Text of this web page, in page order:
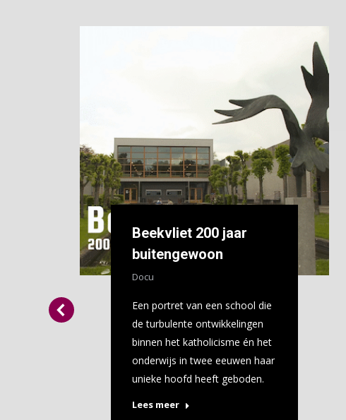
Beekvliet 200 jaar
buitengewoon
Docu
Een portret van een school die
de turbulente ontwikkelingen
binnen het katholicisme én het
onderwijs in twee eeuwen haar
unieke hoofd heeft geboden.
Lees meer